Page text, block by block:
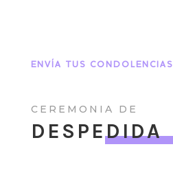
ENVÍA TUS CONDOLENCIAS
CEREMONIA DE
DESPEDIDA